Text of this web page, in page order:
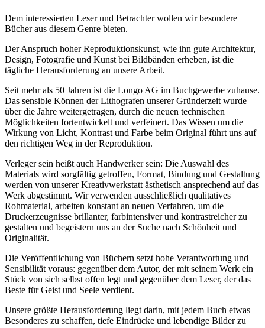
Dem interessierten Leser und Betrachter wollen wir besondere
Bücher aus diesem Genre bieten.
Der Anspruch hoher Reproduktionskunst, wie ihn gute Architektur,
Design, Fotografie und Kunst bei Bildbänden erheben, ist die
tägliche Herausforderung an unsere Arbeit.
Seit mehr als 50 Jahren ist die Longo AG im Buchgewerbe zuhause.
Das sensible Können der Lithografen unserer Gründerzeit wurde
über die Jahre weitergetragen, durch die neuen technischen
Möglichkeiten fortentwickelt und verfeinert. Das Wissen um die
Wirkung von Licht, Kontrast und Farbe beim Original führt uns auf
den richtigen Weg in der Reproduktion.
Verleger sein heißt auch Handwerker sein: Die Auswahl des
Materials wird sorgfältig getroffen, Format, Bindung und Gestaltung
werden von unserer Kreativwerkstatt ästhetisch ansprechend auf das
Werk abgestimmt. Wir verwenden ausschließlich qualitatives
Rohmaterial, arbeiten konstant an neuen Verfahren, um die
Druckerzeugnisse brillanter, farbintensiver und kontrastreicher zu
gestalten und begeistern uns an der Suche nach Schönheit und
Originalität.
Die Veröffentlichung von Büchern setzt hohe Verantwortung und
Sensibilität voraus: gegenüber dem Autor, der mit seinem Werk ein
Stück von sich selbst offen legt und gegenüber dem Leser, der das
Beste für Geist und Seele verdient.
Unsere größte Herausforderung liegt darin, mit jedem Buch etwas
Besonderes zu schaffen, tiefe Eindrücke und lebendige Bilder zu